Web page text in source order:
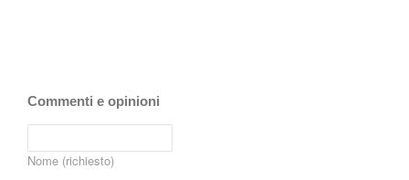
Commenti e opinioni
Nome (richiesto)